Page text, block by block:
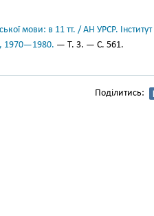
мови: в 11 тт. / АН УРСР.
1970—1980. — Т. 3. — С. 561.
Поділитись: